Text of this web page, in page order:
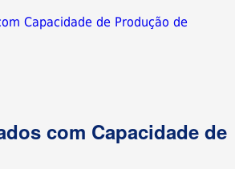
Capacidade de Produção de
com Capacidade de